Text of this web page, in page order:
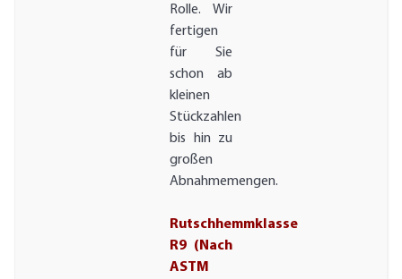
Rolle. Wir
fertigen
für Sie
schon ab
kleinen
Stückzahlen
bis hin zu
großen
Abnahmemengen.
Rutschhemmklasse
R9 (Nach
ASTM